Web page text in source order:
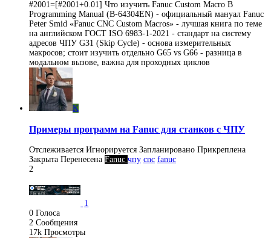
#2001=[#2001+0.01] Что изучить Fanuc Custom Macro B
Programming Manual (B-64304EN) - официальный мануал Fanuc
Peter Smid «Fanuc CNC Custom Macros» - лучшая книга по теме
на английском ГОСТ ISO 6983-1-2021 - стандарт на систему
адресов ЧПУ G31 (Skip Cycle) - основа измерительных
макросов; стоит изучить отдельно G65 vs G66 - разница в
модальном вызове, важна для проходных циклов
K
Примеры программ на Fanuc для станков с ЧПУ
Отслеживается Игнорируется Запланировано Прикреплена
Закрыта Перенесена Fanuc чпу cnc fanuc
2
1
0 Голоса
2 Сообщения
17k Просмотры